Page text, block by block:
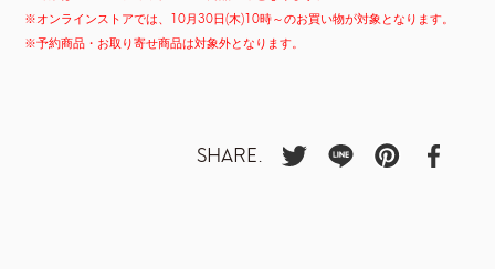
※オンラインストアでは、10月30日(木)10時～のお買い物が対象となります。
※予約商品・お取り寄せ商品は対象外となります。
SHARE.